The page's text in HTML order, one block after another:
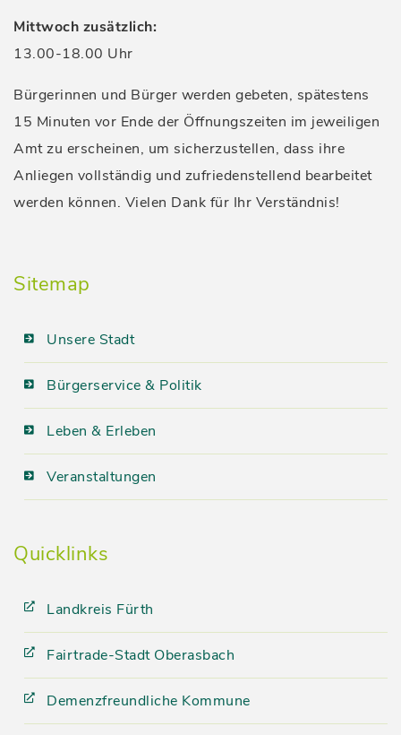
Mittwoch zusätzlich:
13.00-18.00 Uhr
Bürgerinnen und Bürger werden gebeten, spätestens
15 Minuten vor Ende der Öffnungszeiten im jeweiligen
Amt zu erscheinen, um sicherzustellen, dass ihre
Anliegen vollständig und zufriedenstellend bearbeitet
werden können. Vielen Dank für Ihr Verständnis!
Sitemap
Unsere Stadt
Bürgerservice & Politik
Leben & Erleben
Veranstaltungen
Quicklinks
Landkreis Fürth
Fairtrade-Stadt Oberasbach
Demenzfreundliche Kommune